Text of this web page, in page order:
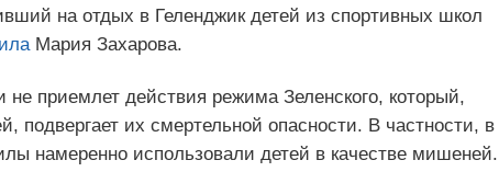
на отдых в Геленджик детей из спортивных школ
Мария Захарова.
приемлет действия режима Зеленского, который,
подвергает их смертельной опасности. В частности, в
намеренно использовали детей в качестве мишеней.